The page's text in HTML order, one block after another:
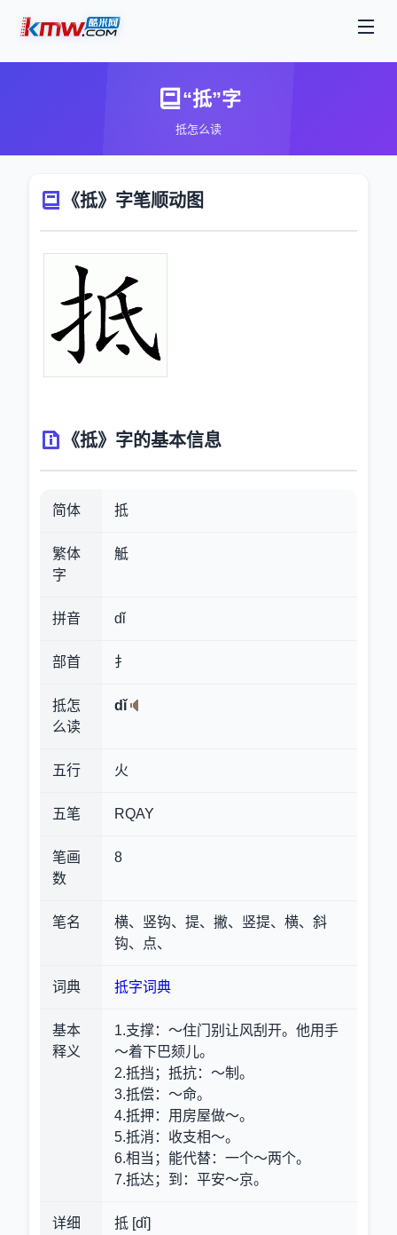
“抵”字
抵怎么读
《抵》字笔顺动图
《抵》字的基本信息
简体 抵
繁体
字
觝
拼音 dǐ
部首 扌
抵怎
么读
dǐ
五行 火
五笔 RQAY
笔画
数
8
笔名
横、竖钩、提、撇、竖提、横、斜
钩、点、
词典 抵字词典
基本
释义
1.支撑：～住门别让风刮开。他用手
～着下巴颏儿。
2.抵挡；抵抗：～制。
3.抵偿：～命。
4.抵押 ：用房屋做～。
5.抵消 ：收支相～。
6.相当；能代替：一个～两个。
7.抵达；到 ：平安～京。
详细
抵 [dǐ]